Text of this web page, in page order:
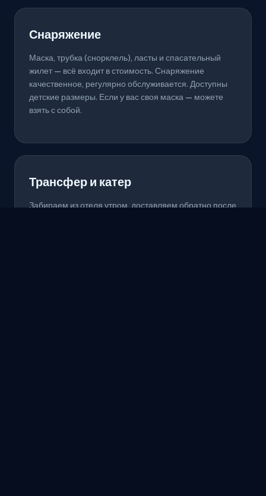
Снаряжение
Маска, трубка (снорклель), ласты и спасательный
жилет — всё входит в стоимость. Снаряжение
качественное, регулярно обслуживается. Доступны
детские размеры. Если у вас своя маска — можете
взять с собой.
Трансфер и катер
Забираем из отеля утром, доставляем обратно после